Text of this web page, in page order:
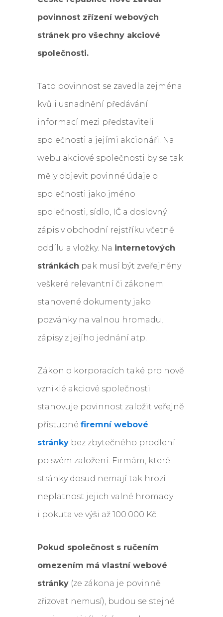
povinnost zřízení webových
stránek pro všechny akciové
společnosti.
Tato povinnost se zavedla zejména
kvůli usnadnění předávání
informací mezi představiteli
společnosti a jejími akcionáři. Na
webu akciové společnosti by se tak
měly objevit povinné údaje o
společnosti jako jméno
společnosti, sídlo, IČ a doslovný
zápis v obchodní rejstříku včetně
oddílu a vložky. Na internetových
stránkách pak musí být zveřejněny
veškeré relevantní či zákonem
stanovené dokumenty jako
pozvánky na valnou hromadu,
zápisy z jejího jednání atp.
Zákon o korporacích také pro nově
vzniklé akciové společnosti
stanovuje povinnost založit veřejně
přístupné firemní webové
stránkybez zbytečného prodlení
po svém založení. Firmám, které
stránky dosud nemají tak hrozí
neplatnost jejich valné hromady
i pokuta ve výši až 100.000 Kč.
Pokud společnost s ručením
omezením má vlastní webové
stránky(ze zákona je povinně
zřizovat nemusí), budou se stejné